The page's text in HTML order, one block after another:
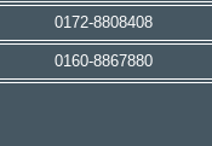
0172-8808408
0160-8867880